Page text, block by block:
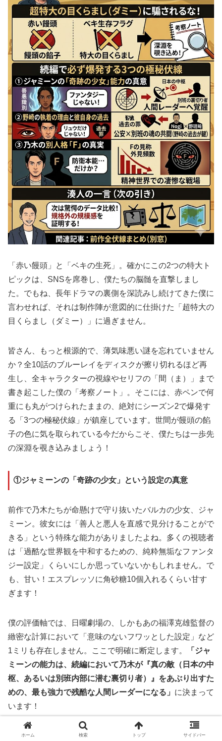
「赤い饅頭」と「ベキの生死」。確かにこの2つの特大ト
ピックは、SNSを席巻し、僕たちの脳髄を直撃しまし
た。でもね、長年ドラマの裏側を深読みし続けてきた僕に
言わせれば、それは制作陣が意図的に仕掛けた「超特大の
目くらまし（ダミー）」に過ぎません。
皆さん、もっと根源的で、薄気味悪い謎を忘れていません
か？全10話のブルーレイをディスクが擦り切れるほど再
生し、全キャラクターの視線やセリフの「間（ま）」まで
書き起こした僕の「考察ノート」。そこには、赤ペンで何
重にも丸がつけられたままの、絶対にシーズン2で爆発す
る「3つの極秘伏線」が鎮座しています。世間が饅頭の餡
子の色に気を取られている今だからこそ、僕たちは一歩先
の深淵を覗き込みましょう！
①ジャミーンの「奇跡の少女」という設定の真意
前作で乃木たちが命懸けで守り抜いたバルカの少女、ジャ
ミーン。彼女には「善人と悪人を直感で見分けることがで
きる」という特殊な能力がありましたよね。多くの視聴者
は「過酷な世界観を中和するための、純粋無垢なファンタ
ジー設定」くらいにしか思っていないかもしれません。で
も、甘い！エスプレッソに角砂糖10個入れるくらい甘す
ぎます！
僕の評価軸では、日曜劇場の、しかもあの福澤克雄監督の
緻密な計算において「意味のないフワッとした設定」など
1ミリも存在しません。ここで明確に断定します。
「ジャ
ミーンの能力は、続編において乃木が『真の敵（日本の中
枢、あるいは別班内部に潜む裏切り者）』をあぶり出すた
めの、最も強力で残酷な人間レーダーになる」 に決まって
います！
思い出してください。前作でも、彼女が「誰に笑いかけ、
ホーム 検索 トップ サイドバー